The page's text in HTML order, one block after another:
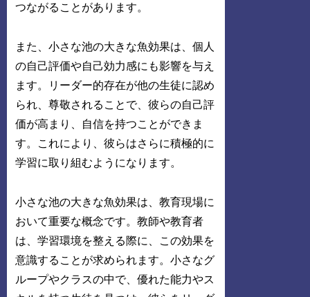
つながることがあります。
また、小さな池の大きな魚効果は、個人
の自己評価や自己効力感にも影響を与え
ます。リーダー的存在が他の生徒に認め
られ、尊敬されることで、彼らの自己評
価が高まり、自信を持つことができま
す。これにより、彼らはさらに積極的に
学習に取り組むようになります。
小さな池の大きな魚効果は、教育現場に
おいて重要な概念です。教師や教育者
は、学習環境を整える際に、この効果を
意識することが求められます。小さなグ
ループやクラスの中で、優れた能力やス